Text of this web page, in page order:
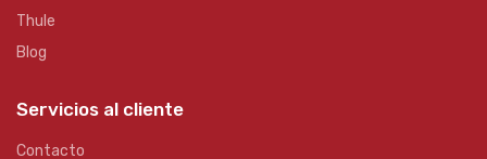
Thule
Blog
Servicios al cliente
Contacto